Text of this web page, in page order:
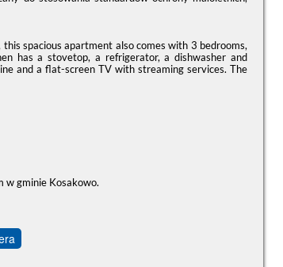
spacious apartment also comes with 3 bedrooms,
has a stovetop, a refrigerator, a dishwasher and
and a flat-screen TV with streaming services. The
w gminie Kosakowo.